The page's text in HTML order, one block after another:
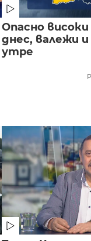
Опасно
днес, валежи
утре